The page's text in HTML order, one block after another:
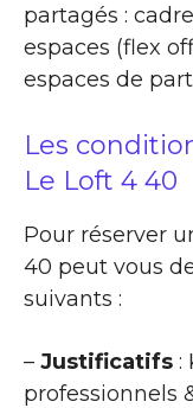
partagés :
espaces (flex
espaces de
Les
Le Loft 4 40
Pour réserver
40 peut vous
suivants :
– Justificatifs :
professionnels